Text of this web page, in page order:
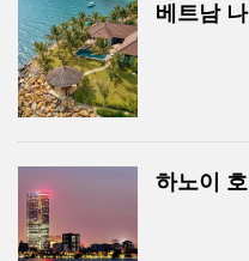
베트남
하노이